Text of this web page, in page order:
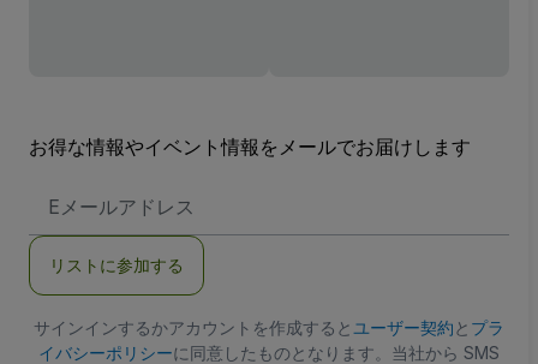
お得な情報やイベント情報をメールでお届けします
メ
ア
ス
リストに参加する
サインインするかアカウントを作成すると ユーザー契約と プラ
イバシーポリシーに同意したものとなります。当社から SMS